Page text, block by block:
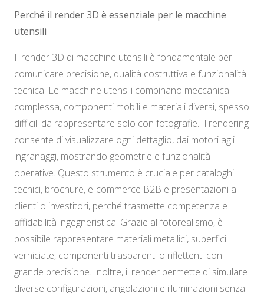
Perché il render 3D è essenziale per le macchine
utensili
Il render 3D di macchine utensili è fondamentale per
comunicare precisione, qualità costruttiva e funzionalità
tecnica. Le macchine utensili combinano meccanica
complessa, componenti mobili e materiali diversi, spesso
difficili da rappresentare solo con fotografie. Il rendering
consente di visualizzare ogni dettaglio, dai motori agli
ingranaggi, mostrando geometrie e funzionalità
operative. Questo strumento è cruciale per cataloghi
tecnici, brochure, e-commerce B2B e presentazioni a
clienti o investitori, perché trasmette competenza e
affidabilità ingegneristica. Grazie al fotorealismo, è
possibile rappresentare materiali metallici, superfici
verniciate, componenti trasparenti o riflettenti con
grande precisione. Inoltre, il render permette di simulare
diverse configurazioni, angolazioni e illuminazioni senza